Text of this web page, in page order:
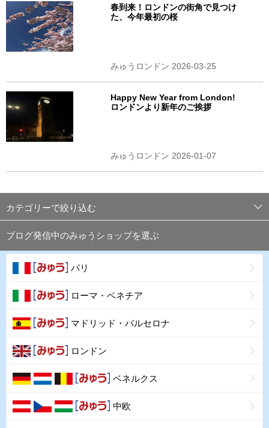
春到来！ロンドンの街角で見つけ
た、今年最初の桜
みゅうロンドン 2026-03-25
Happy New Year from London!
ロンドンより新年のご挨拶
みゅうロンドン 2026-01-07
カテゴリーで絞り込む
ブログ発信中のみゅうショップを選ぶ
パリ
ローマ・ベネチア
マドリッド・バルセロナ
ロンドン
ベネルクス
中欧